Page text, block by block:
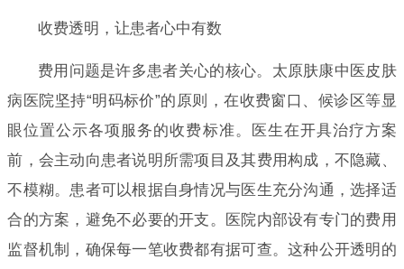
收费透明，让患者心中有数
费用问题是许多患者关心的核心。太原肤康中医皮肤
病医院坚持“明码标价”的原则，在收费窗口、候诊区等显
眼位置公示各项服务的收费标准。医生在开具治疗方案
前，会主动向患者说明所需项目及其费用构成，不隐藏、
不模糊。患者可以根据自身情况与医生充分沟通，选择适
合的方案，避免不必要的开支。医院内部设有专门的费用
监督机制，确保每一笔收费都有据可查。这种公开透明的